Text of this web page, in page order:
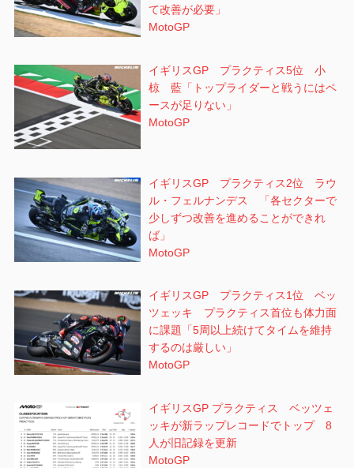
て改善が必要」
MotoGP
イギリスGP プラクティス5位 小
椋 藍「トップライダーと戦うにはペ
ースが足りない」
MotoGP
イギリスGP プラクティス2位 ラウ
ル・フェルナンデス 「各セクターで
少しずつ改善を進めることができれ
ば」
MotoGP
イギリスGP プラクティス1位 ベッ
ツェッキ プラクティス首位も体力面
に課題「5周以上続けてタイムを維持
するのは厳しい」
MotoGP
イギリスGP プラクティス ベッツェ
ッキが新ラップレコードでトップ 8
人が旧記録を更新
MotoGP